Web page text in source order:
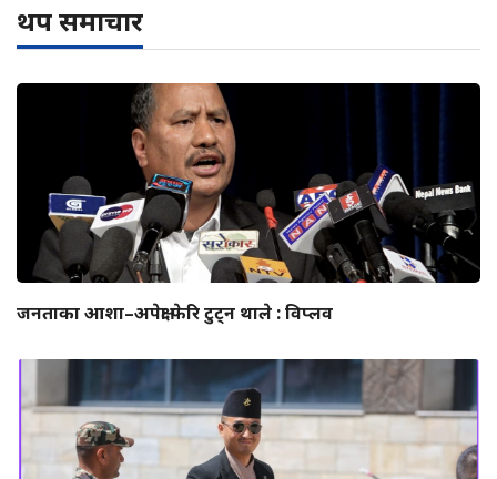
थप समाचार
जनताका आशा–अपेक्षा फेरि टुट्न थाले : विप्लव